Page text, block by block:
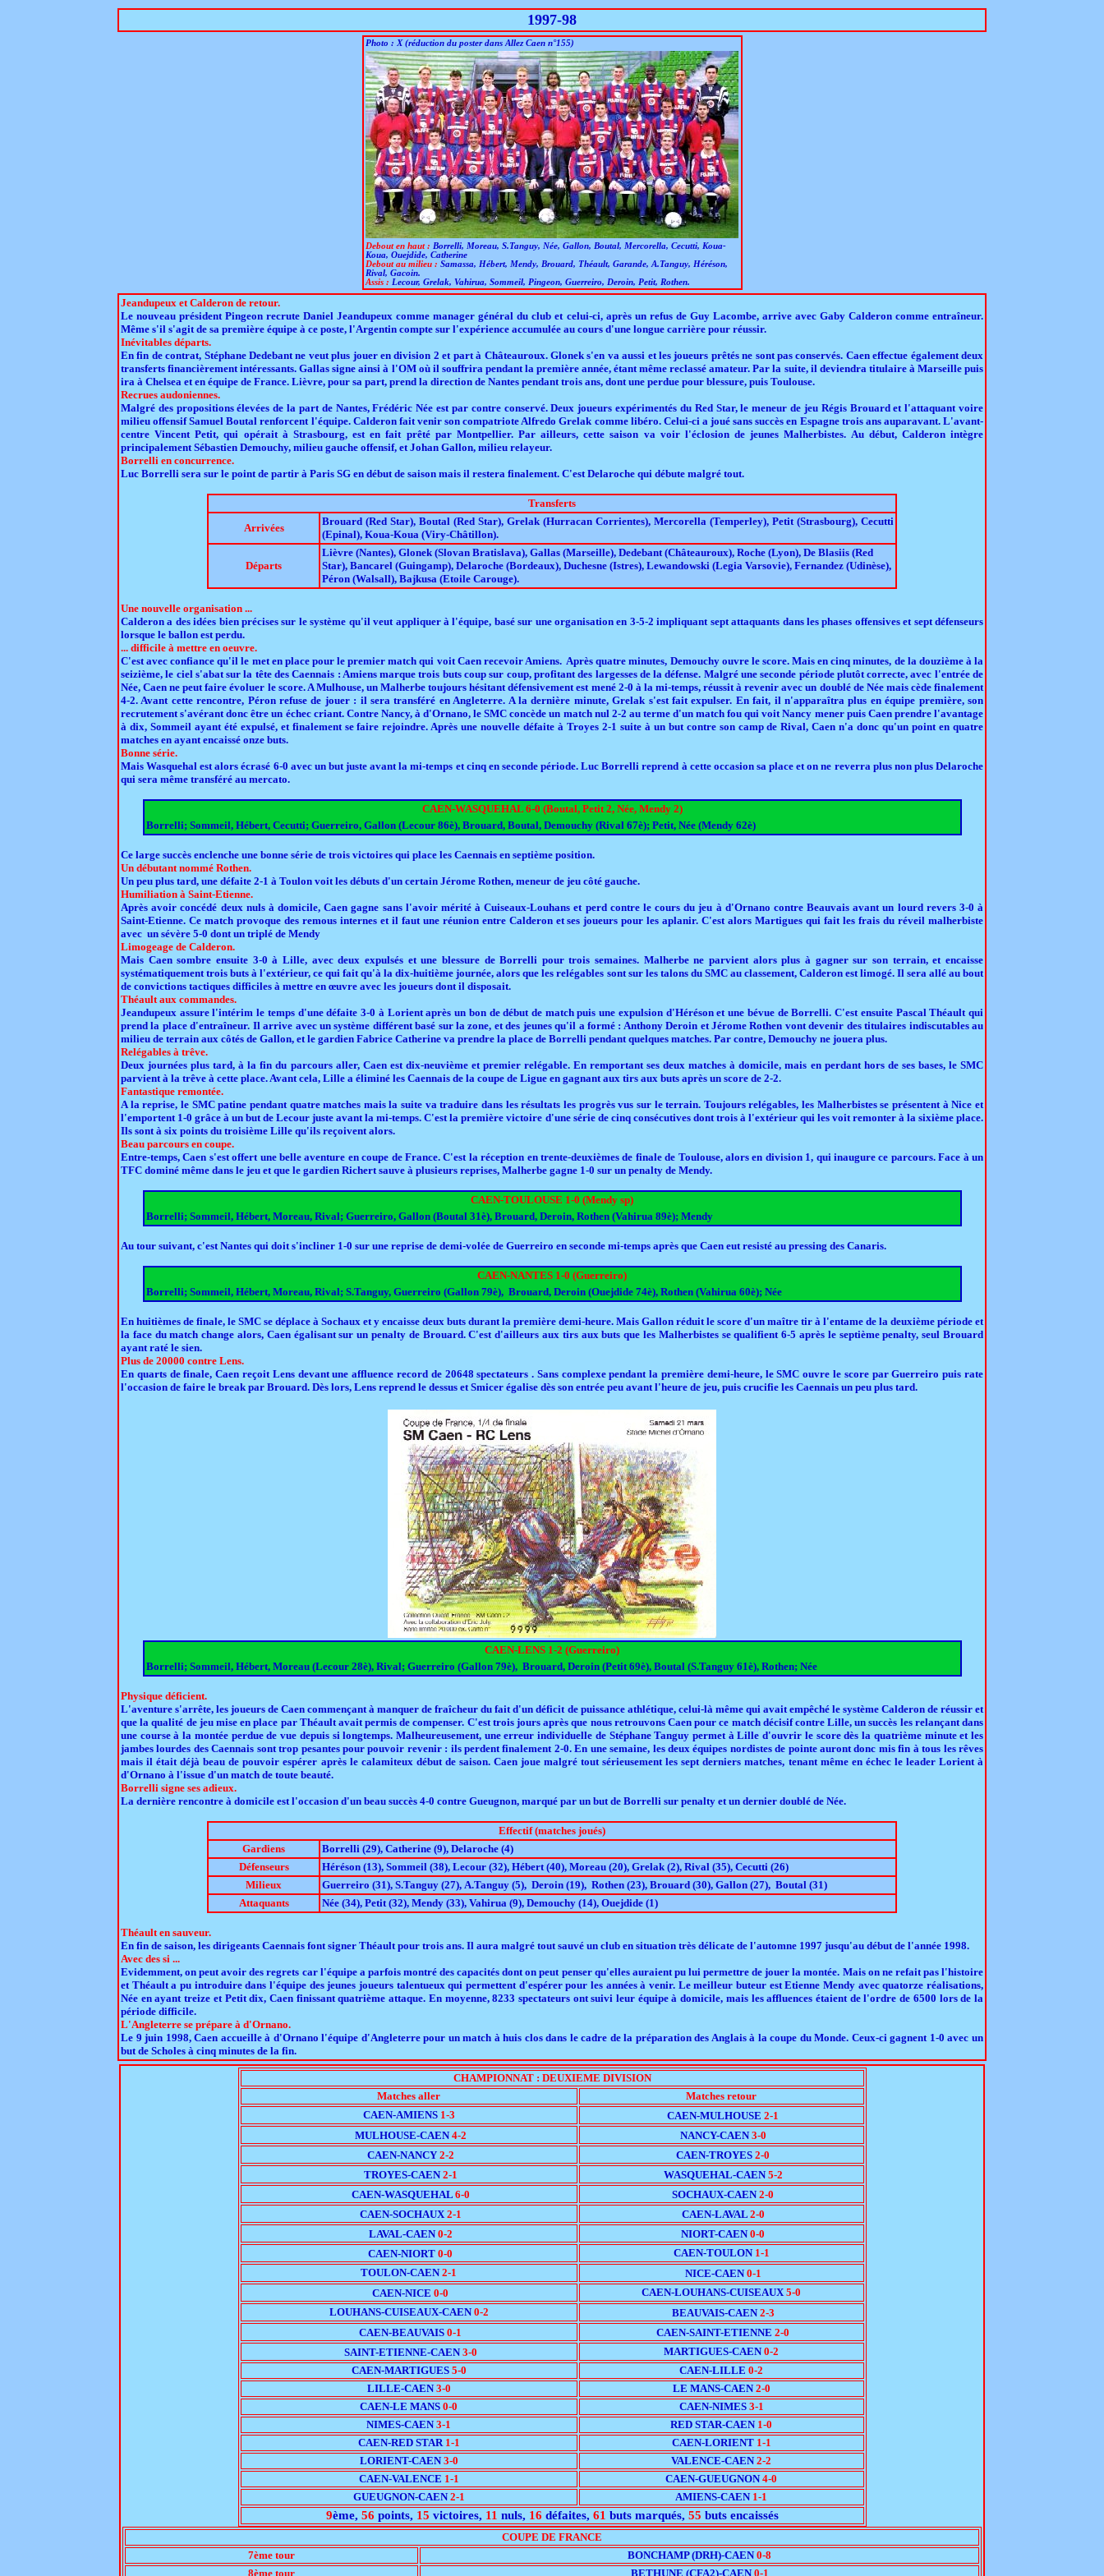
1997-98
Photo : X (réduction du poster dans Allez Caen n°155)
Debout en haut : Borrelli, Moreau, S.Tanguy, Née, Gallon, Boutal, Mercorella, Cecutti, Koua-
Koua, Ouejdide, Catherine
Debout au milieu : Samassa, Hébert, Mendy, Brouard, Théault, Garande, A.Tanguy, Héréson,
Rival, Gacoin.
Assis : Lecour, Grelak, Vahirua, Sommeil, Pingeon, Guerreiro, Deroin, Petit, Rothen.
Jeandupeux et Calderon de retour.
Le nouveau président Pingeon recrute Daniel Jeandupeux comme manager général du club et celui-ci, après un refus de Guy Lacombe, arrive avec Gaby Calderon comme entraîneur.
Même s'il s'agit de sa première équipe à ce poste, l'Argentin compte sur l'expérience accumulée au cours d'une longue carrière pour réussir.
Inévitables départs.
En fin de contrat, Stéphane Dedebant ne veut plus jouer en division 2 et part à Châteauroux. Glonek s'en va aussi et les joueurs prêtés ne sont pas conservés. Caen effectue également deux
transferts financièrement intéressants. Gallas signe ainsi à l'OM où il souffrira pendant la première année, étant même reclassé amateur. Par la suite, il deviendra titulaire à Marseille puis
ira à Chelsea et en équipe de France. Lièvre, pour sa part, prend la direction de Nantes pendant trois ans, dont une perdue pour blessure, puis Toulouse.
Recrues audoniennes.
Malgré des propositions élevées de la part de Nantes, Frédéric Née est par contre conservé. Deux joueurs expérimentés du Red Star, le meneur de jeu Régis Brouard et l'attaquant voire
milieu offensif Samuel Boutal renforcent l'équipe. Calderon fait venir son compatriote Alfredo Grelak comme libéro. Celui-ci a joué sans succès en Espagne trois ans auparavant. L'avant-
centre Vincent Petit, qui opérait à Strasbourg, est en fait prêté par Montpellier. Par ailleurs, cette saison va voir l'éclosion de jeunes Malherbistes. Au début, Calderon intègre
principalement Sébastien Demouchy, milieu gauche offensif, et Johan Gallon, milieu relayeur.
Borrelli en concurrence.
Luc Borrelli sera sur le point de partir à Paris SG en début de saison mais il restera finalement. C'est Delaroche qui débute malgré tout.
Transferts
Arrivées
Brouard (Red Star), Boutal (Red Star), Grelak (Hurracan Corrientes), Mercorella (Temperley), Petit (Strasbourg), Cecutti
(Epinal), Koua-Koua (Viry-Châtillon).
Départs
Lièvre (Nantes), Glonek (Slovan Bratislava), Gallas (Marseille), Dedebant (Châteauroux), Roche (Lyon), De Blasiis (Red
Star), Bancarel (Guingamp), Delaroche (Bordeaux), Duchesne (Istres), Lewandowski (Legia Varsovie), Fernandez (Udinèse),
Péron (Walsall), Bajkusa (Etoile Carouge).
Une nouvelle organisation ...
Calderon a des idées bien précises sur le système qu'il veut appliquer à l'équipe, basé sur une organisation en 3-5-2 impliquant sept attaquants dans les phases offensives et sept défenseurs
lorsque le ballon est perdu.
... difficile à mettre en oeuvre.
C'est avec confiance qu'il le met en place pour le premier match qui voit Caen recevoir Amiens. Après quatre minutes, Demouchy ouvre le score. Mais en cinq minutes, de la douzième à la
seizième, le ciel s'abat sur la tête des Caennais : Amiens marque trois buts coup sur coup, profitant des largesses de la défense. Malgré une seconde période plutôt correcte, avec l'entrée de
Née, Caen ne peut faire évoluer le score. A Mulhouse, un Malherbe toujours hésitant défensivement est mené 2-0 à la mi-temps, réussit à revenir avec un doublé de Née mais cède finalement
4-2. Avant cette rencontre, Péron refuse de jouer : il sera transféré en Angleterre. A la dernière minute, Grelak s'est fait expulser. En fait, il n'apparaîtra plus en équipe première, son
recrutement s'avérant donc être un échec criant. Contre Nancy, à d'Ornano, le SMC concède un match nul 2-2 au terme d'un match fou qui voit Nancy mener puis Caen prendre l'avantage
à dix, Sommeil ayant été expulsé, et finalement se faire rejoindre. Après une nouvelle défaite à Troyes 2-1 suite à un but contre son camp de Rival, Caen n'a donc qu'un point en quatre
matches en ayant encaissé onze buts.
Bonne série.
Mais Wasquehal est alors écrasé 6-0 avec un but juste avant la mi-temps et cinq en seconde période. Luc Borrelli reprend à cette occasion sa place et on ne reverra plus non plus Delaroche
qui sera même transféré au mercato.
CAEN-WASQUEHAL 6-0 (Boutal, Petit 2, Née, Mendy 2)
Borrelli; Sommeil, Hébert, Cecutti; Guerreiro, Gallon (Lecour 86è), Brouard, Boutal, Demouchy (Rival 67è); Petit, Née (Mendy 62è)
Ce large succès enclenche une bonne série de trois victoires qui place les Caennais en septième position.
Un débutant nommé Rothen.
Un peu plus tard, une défaite 2-1 à Toulon voit les débuts d'un certain Jérome Rothen, meneur de jeu côté gauche.
Humiliation à Saint-Etienne.
Après avoir concédé deux nuls à domicile, Caen gagne sans l'avoir mérité à Cuiseaux-Louhans et perd contre le cours du jeu à d'Ornano contre Beauvais avant un lourd revers 3-0 à
Saint-Etienne. Ce match provoque des remous internes et il faut une réunion entre Calderon et ses joueurs pour les aplanir. C'est alors Martigues qui fait les frais du réveil malherbiste
avec un sévère 5-0 dont un triplé de Mendy
Limogeage de Calderon.
Mais Caen sombre ensuite 3-0 à Lille, avec deux expulsés et une blessure de Borrelli pour trois semaines. Malherbe ne parvient alors plus à gagner sur son terrain, et encaisse
systématiquement trois buts à l'extérieur, ce qui fait qu'à la dix-huitième journée, alors que les relégables sont sur les talons du SMC au classement, Calderon est limogé. Il sera allé au bout
de convictions tactiques difficiles à mettre en œuvre avec les joueurs dont il disposait.
Théault aux commandes.
Jeandupeux assure l'intérim le temps d'une défaite 3-0 à Lorient après un bon de début de match puis une expulsion d'Héréson et une bévue de Borrelli. C'est ensuite Pascal Théault qui
prend la place d'entraîneur. Il arrive avec un système différent basé sur la zone, et des jeunes qu'il a formé : Anthony Deroin et Jérome Rothen vont devenir des titulaires indiscutables au
milieu de terrain aux côtés de Gallon, et le gardien Fabrice Catherine va prendre la place de Borrelli pendant quelques matches. Par contre, Demouchy ne jouera plus.
Relégables à trêve.
Deux journées plus tard, à la fin du parcours aller, Caen est dix-neuvième et premier relégable. En remportant ses deux matches à domicile, mais en perdant hors de ses bases, le SMC
parvient à la trêve à cette place. Avant cela, Lille a éliminé les Caennais de la coupe de Ligue en gagnant aux tirs aux buts après un score de 2-2.
Fantastique remontée.
A la reprise, le SMC patine pendant quatre matches mais la suite va traduire dans les résultats les progrès vus sur le terrain. Toujours relégables, les Malherbistes se présentent à Nice et
l'emportent 1-0 grâce à un but de Lecour juste avant la mi-temps. C'est la première victoire d'une série de cinq consécutives dont trois à l'extérieur qui les voit remonter à la sixième place.
Ils sont à six points du troisième Lille qu'ils reçoivent alors.
Beau parcours en coupe.
Entre-temps, Caen s'est offert une belle aventure en coupe de France. C'est la réception en trente-deuxièmes de finale de Toulouse, alors en division 1, qui inaugure ce parcours. Face à un
TFC dominé même dans le jeu et que le gardien Richert sauve à plusieurs reprises, Malherbe gagne 1-0 sur un penalty de Mendy.
CAEN-TOULOUSE 1-0 (Mendy sp)
Borrelli; Sommeil, Hébert, Moreau, Rival; Guerreiro, Gallon (Boutal 31è), Brouard, Deroin, Rothen (Vahirua 89è); Mendy
Au tour suivant, c'est Nantes qui doit s'incliner 1-0 sur une reprise de demi-volée de Guerreiro en seconde mi-temps après que Caen eut resisté au pressing des Canaris.
CAEN-NANTES 1-0 (Guerreiro)
Borrelli; Sommeil, Hébert, Moreau, Rival; S.Tanguy, Guerreiro (Gallon 79è), Brouard, Deroin (Ouejdide 74è), Rothen (Vahirua 60è); Née
En huitièmes de finale, le SMC se déplace à Sochaux et y encaisse deux buts durant la première demi-heure. Mais Gallon réduit le score d'un maître tir à l'entame de la deuxième période et
la face du match change alors, Caen égalisant sur un penalty de Brouard. C'est d'ailleurs aux tirs aux buts que les Malherbistes se qualifient 6-5 après le septième penalty, seul Brouard
ayant raté le sien.
Plus de 20000 contre Lens.
En quarts de finale, Caen reçoit Lens devant une affluence record de 20648 spectateurs . Sans complexe pendant la première demi-heure, le SMC ouvre le score par Guerreiro puis rate
l'occasion de faire le break par Brouard. Dès lors, Lens reprend le dessus et Smicer égalise dès son entrée peu avant l'heure de jeu, puis crucifie les Caennais un peu plus tard.
CAEN-LENS 1-2 (Guerreiro)
Borrelli; Sommeil, Hébert, Moreau (Lecour 28è), Rival; Guerreiro (Gallon 79è), Brouard, Deroin (Petit 69è), Boutal (S.Tanguy 61è), Rothen; Née
Physique déficient.
L'aventure s'arrête, les joueurs de Caen commençant à manquer de fraîcheur du fait d'un déficit de puissance athlétique, celui-là même qui avait empêché le système Calderon de réussir et
que la qualité de jeu mise en place par Théault avait permis de compenser. C'est trois jours après que nous retrouvons Caen pour ce match décisif contre Lille, un succès les relançant dans
une course à la montée perdue de vue depuis si longtemps. Malheureusement, une erreur individuelle de Stéphane Tanguy permet à Lille d'ouvrir le score dès la quatrième minute et les
jambes lourdes des Caennais sont trop pesantes pour pouvoir revenir : ils perdent finalement 2-0. En une semaine, les deux équipes nordistes de pointe auront donc mis fin à tous les rêves
mais il était déjà beau de pouvoir espérer après le calamiteux début de saison. Caen joue malgré tout sérieusement les sept derniers matches, tenant même en échec le leader Lorient à
d'Ornano à l'issue d'un match de toute beauté.
Borrelli signe ses adieux.
La dernière rencontre à domicile est l'occasion d'un beau succès 4-0 contre Gueugnon, marqué par un but de Borrelli sur penalty et un dernier doublé de Née.
Effectif (matches joués)
Gardiens
Borrelli (29), Catherine (9), Delaroche (4)
Défenseurs
Héréson (13), Sommeil (38), Lecour (32), Hébert (40), Moreau (20), Grelak (2), Rival (35), Cecutti (26)
Milieux
Guerreiro (31), S.Tanguy (27), A.Tanguy (5), Deroin (19), Rothen (23), Brouard (30), Gallon (27), Boutal (31)
Attaquants
Née (34), Petit (32), Mendy (33), Vahirua (9), Demouchy (14), Ouejdide (1)
Théault en sauveur.
En fin de saison, les dirigeants Caennais font signer Théault pour trois ans. Il aura malgré tout sauvé un club en situation très délicate de l'automne 1997 jusqu'au début de l'année 1998.
Avec des si ...
Evidemment, on peut avoir des regrets car l'équipe a parfois montré des capacités dont on peut penser qu'elles auraient pu lui permettre de jouer la montée. Mais on ne refait pas l'histoire
et Théault a pu introduire dans l'équipe des jeunes joueurs talentueux qui permettent d'espérer pour les années à venir. Le meilleur buteur est Etienne Mendy avec quatorze réalisations,
Née en ayant treize et Petit dix, Caen finissant quatrième attaque. En moyenne, 8233 spectateurs ont suivi leur équipe à domicile, mais les affluences étaient de l'ordre de 6500 lors de la
période difficile.
L'Angleterre se prépare à d'Ornano.
Le 9 juin 1998, Caen accueille à d'Ornano l'équipe d'Angleterre pour un match à huis clos dans le cadre de la préparation des Anglais à la coupe du Monde. Ceux-ci gagnent 1-0 avec un
but de Scholes à cinq minutes de la fin.
CHAMPIONNAT : DEUXIEME DIVISION
Matches aller
Matches retour
CAEN-AMIENS 1-3 CAEN-MULHOUSE 2-1
MULHOUSE-CAEN 4-2 NANCY-CAEN 3-0
CAEN-NANCY 2-2 CAEN-TROYES 2-0
TROYES-CAEN 2-1 WASQUEHAL-CAEN 5-2
CAEN-WASQUEHAL 6-0 SOCHAUX-CAEN 2-0
CAEN-SOCHAUX2-1 CAEN-LAVAL 2-0
LAVAL-CAEN 0-2 NIORT-CAEN 0-0
CAEN-NIORT 0-0 CAEN-TOULON 1-1
TOULON-CAEN 2-1 NICE-CAEN 0-1
CAEN-NICE 0-0 CAEN-LOUHANS-CUISEAUX5-0
LOUHANS-CUISEAUX-CAEN 0-2 BEAUVAIS-CAEN 2-3
CAEN-BEAUVAIS 0-1 CAEN-SAINT-ETIENNE 2-0
SAINT-ETIENNE-CAEN 3-0 MARTIGUES-CAEN 0-2
CAEN-MARTIGUES 5-0 CAEN-LILLE 0-2
LILLE-CAEN 3-0 LE MANS-CAEN 2-0
CAEN-LE MANS 0-0 CAEN-NIMES 3-1
NIMES-CAEN 3-1 RED STAR-CAEN 1-0
CAEN-RED STAR 1-1 CAEN-LORIENT 1-1
LORIENT-CAEN 3-0 VALENCE-CAEN 2-2
CAEN-VALENCE 1-1 CAEN-GUEUGNON 4-0
GUEUGNON-CAEN 2-1 AMIENS-CAEN 1-1
9ème, 56 points, 15 victoires, 11 nuls, 16 défaites, 61 buts marqués, 55 buts encaissés
COUPE DE FRANCE
7ème tour
BONCHAMP (DRH)-CAEN 0-8
8ème tour
BETHUNE (CFA2)-CAEN 0-1